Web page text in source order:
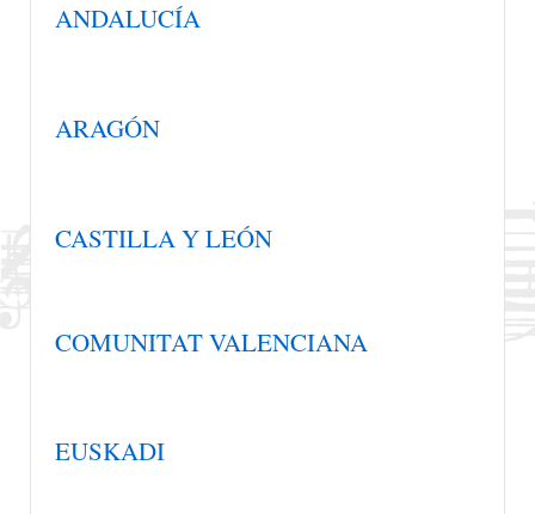
ANDALUCÍA
ARAGÓN
CASTILLA Y LEÓN
COMUNITAT VALENCIANA
EUSKADI